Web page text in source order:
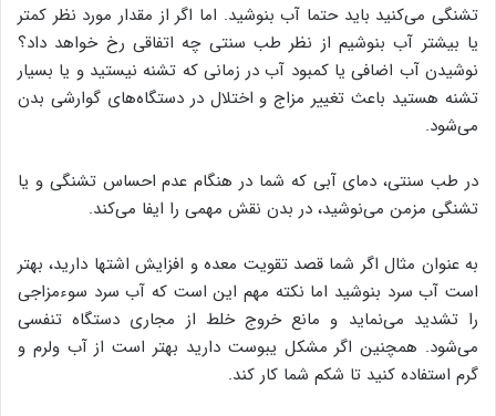
تشنگی می‌کنید باید حتما آب بنوشید. اما اگر از مقدار مورد نظر کمتر
یا بیشتر آب بنوشیم از نظر طب سنتی چه اتفاقی رخ خواهد داد؟
نوشیدن آب اضافی یا کمبود آب در زمانی که تشنه نیستید و یا بسیار
تشنه هستید باعث تغییر مزاج و اختلال در دستگاه‌های گوارشی بدن
می‌شود.
در طب سنتی، دمای آبی که شما در هنگام عدم احساس تشنگی و یا
تشنگی مزمن می‌نوشید، در بدن نقش مهمی را ایفا می‌کند.
به عنوان مثال اگر شما قصد تقویت معده و افزایش اشتها دارید، بهتر
است آب سرد بنوشید اما نکته مهم این است که آب سرد سوءمزاجی
را تشدید می‌نماید و مانع خروج خلط از مجاری دستگاه تنفسی
می‌شود. همچنین اگر مشکل یبوست دارید بهتر است از آب ولرم و
گرم استفاده کنید تا شکم شما کار کند.